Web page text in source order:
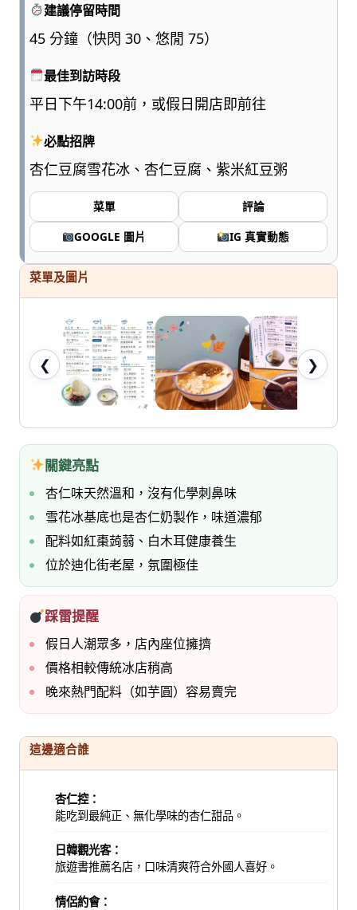
子
一
輕
鬆
建議停留時間
45 分鐘（快閃 30、悠閒 75）
最佳到訪時段
平日下午14:00前，或假日開店即前往
必點招牌
杏仁豆腐雪花冰、杏仁豆腐、紫米紅豆粥
菜單
評論
GOOGLE 圖片
IG 真實動態
菜單及圖片
❮ ❯
關鍵亮點
杏仁味天然溫和，沒有化學刺鼻味
雪花冰基底也是杏仁奶製作，味道濃郁
配料如紅棗蒟蒻、白木耳健康養生
位於迪化街老屋，氛圍極佳
踩雷提醒
假日人潮眾多，店內座位擁擠
價格相較傳統冰店稍高
晚來熱門配料（如芋圓）容易賣完
這邊適合誰
杏仁控：
能吃到最純正、無化學味的杏仁甜品。
日韓觀光客：
旅遊書推薦名店，口味清爽符合外國人喜好。
情侶約會：